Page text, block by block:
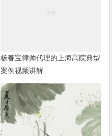
杨春宝律师代理的上海高院典型
案例视频讲解